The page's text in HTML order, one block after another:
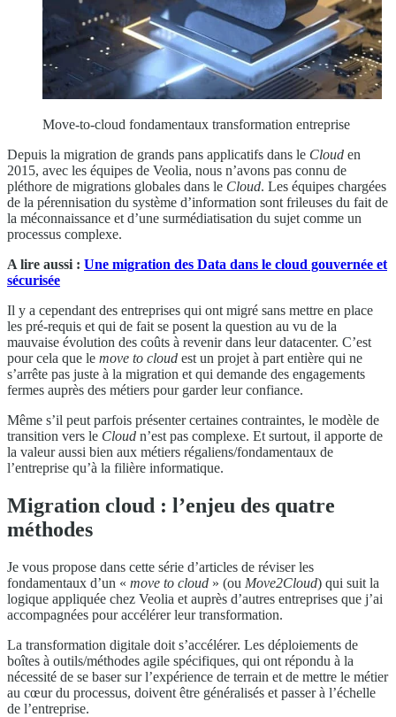
Move-to-cloud fondamentaux transformation entreprise
Depuis la migration de grands pans applicatifs dans le Cloud en
2015, avec les équipes de Veolia, nous n’avons pas connu de
pléthore de migrations globales dans le Cloud. Les équipes chargées
de la pérennisation du système d’information sont frileuses du fait de
la méconnaissance et d’une surmédiatisation du sujet comme un
processus complexe.
A lire aussi : Une migration des Data dans le cloud gouvernée et
sécurisée
Il y a cependant des entreprises qui ont migré sans mettre en place
les pré-requis et qui de fait se posent la question au vu de la
mauvaise évolution des coûts à revenir dans leur datacenter. C’est
pour cela que le move to cloud est un projet à part entière qui ne
s’arrête pas juste à la migration et qui demande des engagements
fermes auprès des métiers pour garder leur confiance.
Même s’il peut parfois présenter certaines contraintes, le modèle de
transition vers le Cloud n’est pas complexe. Et surtout, il apporte de
la valeur aussi bien aux métiers régaliens/fondamentaux de
l’entreprise qu’à la filière informatique.
Migration cloud : l’enjeu des quatre
méthodes
Je vous propose dans cette série d’articles de réviser les
fondamentaux d’un « move to cloud » (ou Move2Cloud) qui suit la
logique appliquée chez Veolia et auprès d’autres entreprises que j’ai
accompagnées pour accélérer leur transformation.
La transformation digitale doit s’accélérer. Les déploiements de
boîtes à outils/méthodes agile spécifiques, qui ont répondu à la
nécessité de se baser sur l’expérience de terrain et de mettre le métier
au cœur du processus, doivent être généralisés et passer à l’échelle
de l’entreprise.